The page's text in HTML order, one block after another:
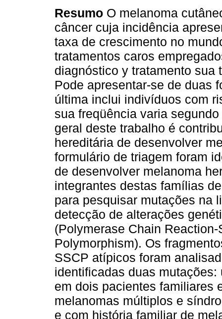
Resumo O melanoma
câncer cuja incidência
taxa de crescimento no
tratamentos caros
diagnóstico y tratamento sua
Pode apresentar-se de duas
última inclui indivíduos com
sua freqüência varia
geral deste trabalho é
hereditária de desenvolver
formulário de triagem foram
de desenvolver melanoma
integrantes destas famílias
para pesquisar mutações na
detecção de alterações
(Polymerase Chain
Polymorphism). Os
SSCP atípicos foram
identificadas duas
em dois pacientes familiares
melanomas múltiplos e
e com história familiar de